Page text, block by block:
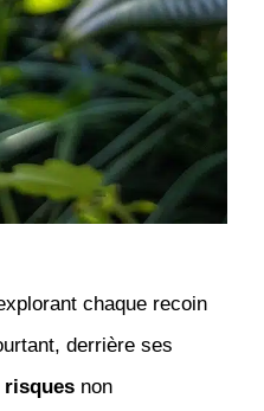
chaque recoin
derrière ses
risquesnon